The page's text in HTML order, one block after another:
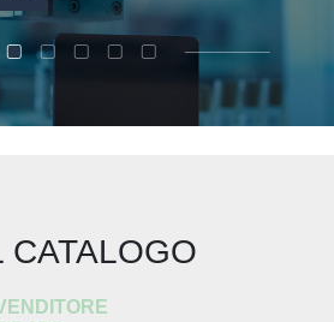
CATALOGO